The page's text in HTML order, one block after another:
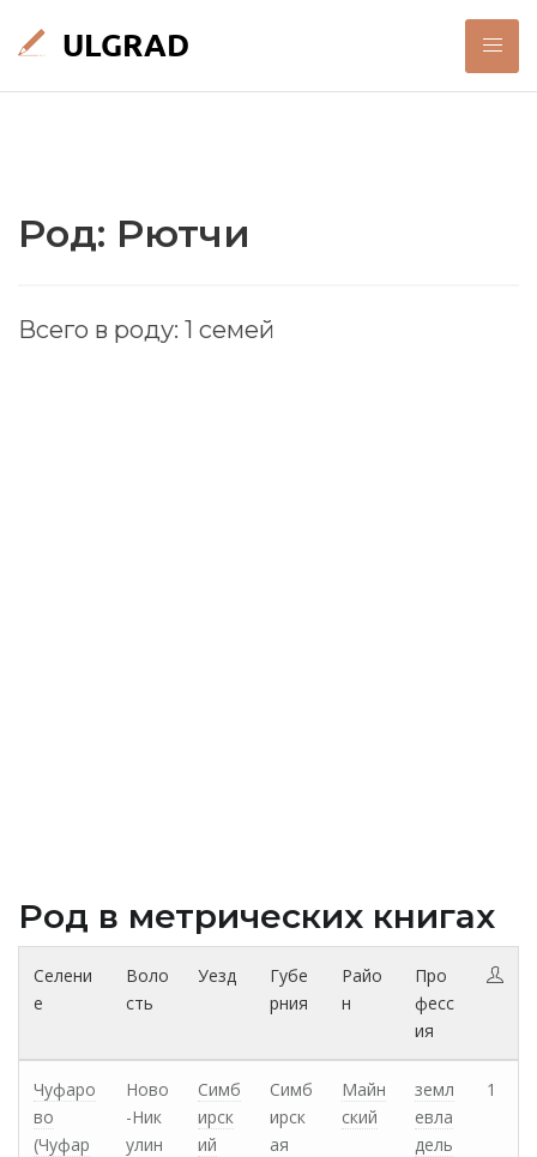
Род: Рютчи
Всего в роду: 1 семей
Род в метрических книгах
Селени
е
Воло
сть
Уезд
Губе
рния
Райо
н
Про
фесс
ия
Чуфаро
во
(Чуфар
Ново
-Ник
улин
Симб
ирск
ий
Симб
ирск
ая
Майн
ский
земл
евла
дель
1